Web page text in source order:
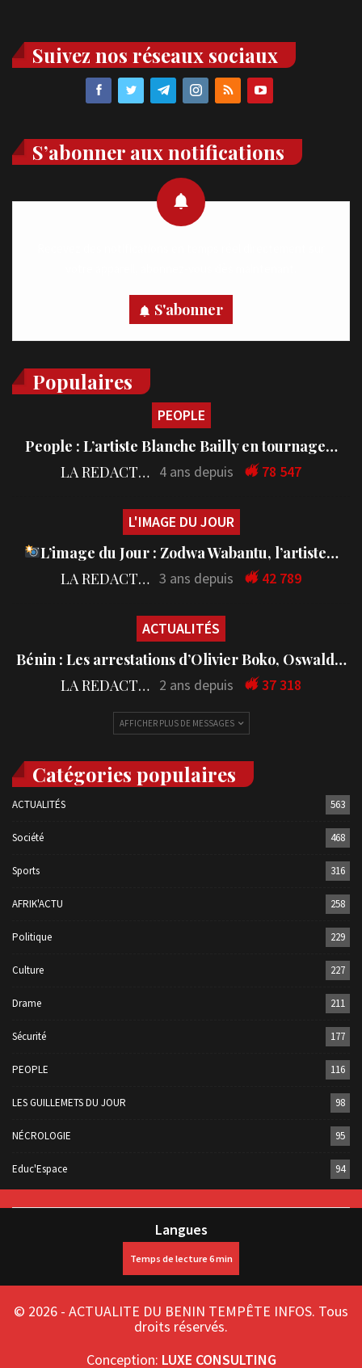
Suivez nos réseaux sociaux
S’abonner aux notifications
S'abonner
Populaires
PEOPLE
People : L’artiste Blanche Bailly en tournage…
LA REDACTION 4 ans depuis 78 547
L'IMAGE DU JOUR
L’image du Jour : Zodwa Wabantu, l’artiste…
LA REDACTION 3 ans depuis 42 789
ACTUALITÉS
Bénin : Les arrestations d’Olivier Boko, Oswald…
LA REDACTION 2 ans depuis 37 318
AFFICHER PLUS DE MESSAGES
Catégories populaires
ACTUALITÉS 563
Société 468
Sports 316
AFRIK'ACTU 258
Politique 229
Culture 227
Drame 211
Sécurité 177
PEOPLE 116
LES GUILLEMETS DU JOUR 98
NÉCROLOGIE 95
Educ'Espace 94
Langues
© 2026 - ACTUALITE DU BENIN TEMPÊTE INFOS. Tous
droits réservés.
Conception: LUXE CONSULTING